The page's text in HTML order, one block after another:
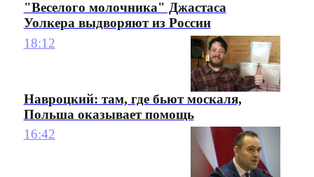
"Веселого молочника" Джастаса
Уолкера выдворяют из России
18:12
Навроцкий: там, где бьют москаля,
Польша оказывает помощь
16:42